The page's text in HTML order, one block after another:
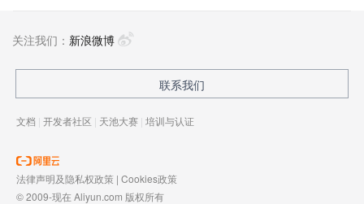
关注我们： 新浪微博
联系我们
文档 | 开发者社区 | 天池大赛 | 培训与认证
法律声明及隐私权政策 | Cookies政策
© 2009-现在 Aliyun.com 版权所有